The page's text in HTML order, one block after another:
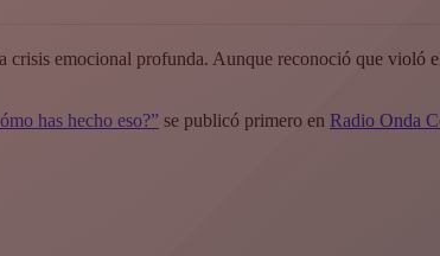
emocional profunda. Aunque reconoció que violó
has hecho eso?” se publicó primero en Radio Onda